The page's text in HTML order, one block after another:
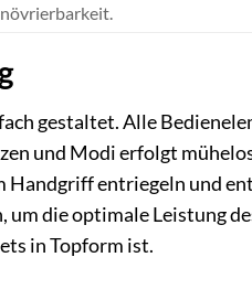
gestaltet. Alle
und Modi erfolgt
entriegeln und
die optimale Leistung
in Topform ist.